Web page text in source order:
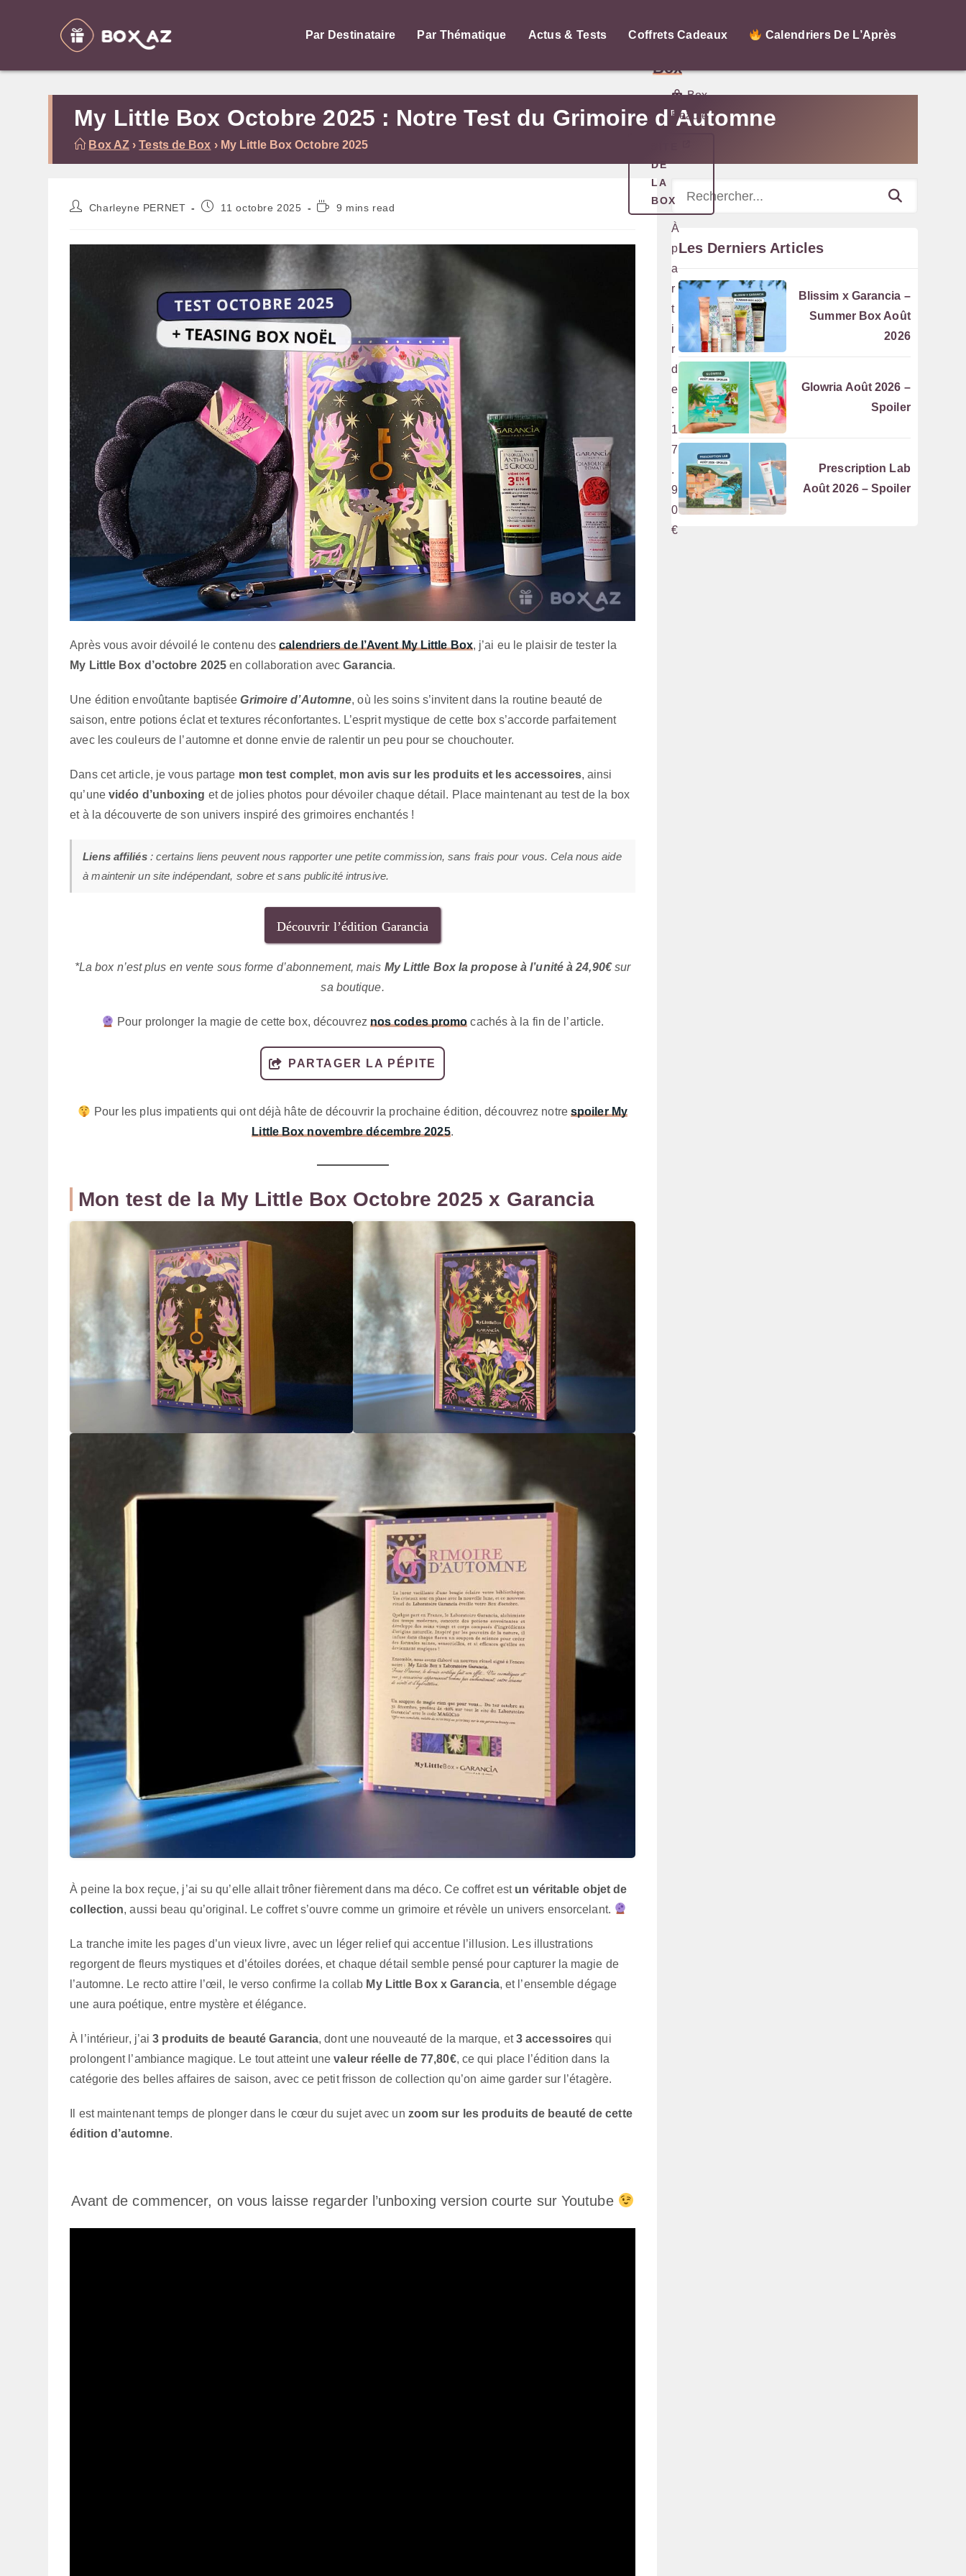
Par Destinataire Par Thématique Actus & Tests Coffrets Cadeaux Calendriers De L’Après
My Little Box Octobre 2025 : Notre Test du Grimoire d'Automne
Box AZ ›Tests de Box › My Little Box Octobre 2025
Auteur/autrice
publication :
Charleyne PERNET
Publication
11 octobre 2025
Temps9 mins read
Après vous avoir dévoilé le contenu descalendriers de l’Avent My Little Box, j’ai eu le plaisir de tester la
My Little Box d’octobre 2025 en collaboration avecGarancia.
Une édition envoûtante baptiséeGrimoire d’Automne, où les soins s’invitent dans la routine beauté de
saison, entre potions éclat et textures réconfortantes. L’esprit mystique de cette box s’accorde parfaitement
avec les couleurs de l’automne et donne envie de ralentir un peu pour se chouchouter.
Dans cet article, je vous partage mon test complet, mon avis sur les produits et les accessoires, ainsi
qu’une vidéo d’unboxing et de jolies photos pour dévoiler chaque détail. Place maintenant au test de la box
et à la découverte de son univers inspiré des grimoires enchantés !
Liens affiliés: certains liens peuvent nous rapporter une petite commission, sans frais pour vous. Cela nous aide
à maintenir un site indépendant, sobre et sans publicité intrusive.
Découvrir l’édition Garancia
*La box n’est plus en vente sous forme d’abonnement, mais My Little Box la propose à l’unité à 24,90€sur
sa boutique.
Pour prolonger la magie de cette box, découvrez nos codes promo cachés à la fin de l’article.
PARTAGER LA PÉPITE
Pour les plus impatients qui ont déjà hâte de découvrir la prochaine édition, découvrez notre spoiler My
Little Box novembre décembre 2025.
Mon test de la My Little Box Octobre 2025 x Garancia
À peine la box reçue, j’ai su qu’elle allait trôner fièrement dans ma déco. Ce coffret est un véritable objet de
collection, aussi beau qu’original. Le coffret s’ouvre comme un grimoire et révèle un univers ensorcelant.
La tranche imite les pages d’un vieux livre, avec un léger relief qui accentue l’illusion. Les illustrations
regorgent de fleurs mystiques et d’étoiles dorées, et chaque détail semble pensé pour capturer la magie de
l’automne. Le recto attire l’œil, le verso confirme la collab My Little Box x Garancia, et l’ensemble dégage
une aura poétique, entre mystère et élégance.
À l’intérieur, j’ai3 produits de beauté Garancia, dont une nouveauté de la marque, et3 accessoires qui
prolongent l’ambiance magique. Le tout atteint unevaleur réelle de 77,80€, ce qui place l’édition dans la
catégorie des belles affaires de saison, avec ce petit frisson de collection qu’on aime garder sur l’étagère.
Il est maintenant temps de plonger dans le cœur du sujet avec un zoom sur les produits de beauté de cette
édition d’automne.
Avant de commencer, on vous laisse regarder l’unboxing version courte sur Youtube
Les Derniers Articles
Blissim x Garancia –
Summer Box Août
2026
Glowria Août 2026 –
Spoiler
Prescription Lab
Août 2026 – Spoiler
My
Box
Box
Beauté
DE
LA
BOX
À
p
a
r
t
i
r
d
e
:
1
7
.
9
0
€